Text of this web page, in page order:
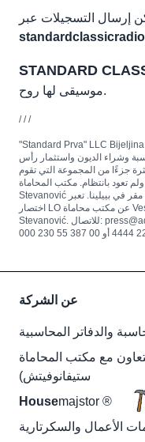
STANDARD
موسيقى لها روح.
/ / /
"Standard Prva" LLC Bijeljina هي شركة مسجلة في بييلينا في المحكمة
وشراء الديون واستثمار رأس
جزءًا من المجموعة التي تقوم
تعود بانتظام. مكتب المحاماة
Stevanović هو المكتب الرائد للمحاماة في المنطقة مع مقر في بييلينا. تعبر
اختصار LO عن مكتب محاماة Vesna Stevanović ومكتب محاماة Miloš
Stevanović. للاتصال: press@advokati-stevanovic.com أو عبر الهاتف 00387
عن الشركة
والدفاتر المحاسبية
مع مكتب المحاماة
ستيفانوفيتش)
Housemajstor ®
الأعمال والسكرتارية